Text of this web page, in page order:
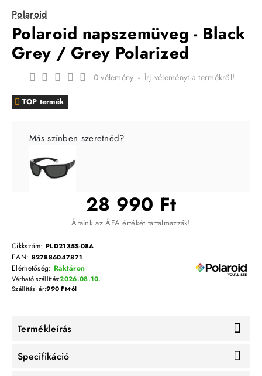
Polaroid
Polaroid napszemüveg - Black
Grey / Grey Polarized
TOP termék
0 vélemény - Írj véleményt a termékről!
28 990 Ft
Áraink az ÁFA értékét tartalmazzák!
Cikkszám: PLD2135S-08A
EAN: 827886047871
Elérhetőség: Raktáron
Várható szállítás:2026.08.10.
Szállítási ár:990 Ft-tól
Más színben szeretnéd?
Termékleírás
Specifikáció